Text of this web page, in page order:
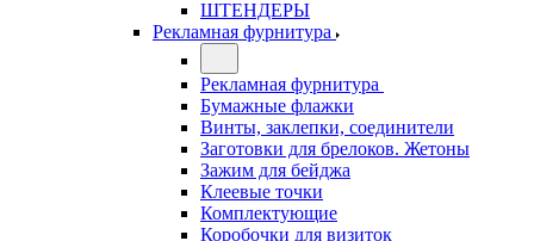
ШТЕНДЕРЫ
Рекламная фурнитура
Рекламная фурнитура
Бумажные флажки
Винты, заклепки, соединители
Заготовки для брелоков. Жетоны
Зажим для бейджа
Клеевые точки
Комплектующие
Коробочки для визиток